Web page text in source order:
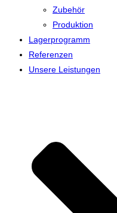
Zubehör
Produktion
Lagerprogramm
Referenzen
Unsere Leistungen